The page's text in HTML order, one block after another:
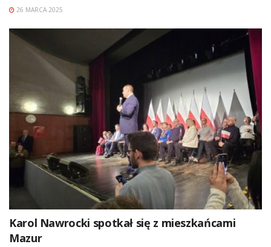
26 MARCA 2025
Karol Nawrocki spotkał się z mieszkańcami
Mazur